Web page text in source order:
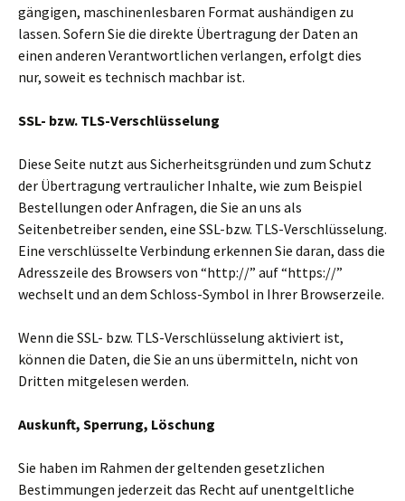
gängigen, maschinenlesbaren Format aushändigen zu
lassen. Sofern Sie die direkte Übertragung der Daten an
einen anderen Verantwortlichen verlangen, erfolgt dies
nur, soweit es technisch machbar ist.
SSL- bzw. TLS-Verschlüsselung
Diese Seite nutzt aus Sicherheitsgründen und zum Schutz
der Übertragung vertraulicher Inhalte, wie zum Beispiel
Bestellungen oder Anfragen, die Sie an uns als
Seitenbetreiber senden, eine SSL-bzw. TLS-Verschlüsselung.
Eine verschlüsselte Verbindung erkennen Sie daran, dass die
Adresszeile des Browsers von “http://” auf “https://”
wechselt und an dem Schloss-Symbol in Ihrer Browserzeile.
Wenn die SSL- bzw. TLS-Verschlüsselung aktiviert ist,
können die Daten, die Sie an uns übermitteln, nicht von
Dritten mitgelesen werden.
Auskunft, Sperrung, Löschung
Sie haben im Rahmen der geltenden gesetzlichen
Bestimmungen jederzeit das Recht auf unentgeltliche